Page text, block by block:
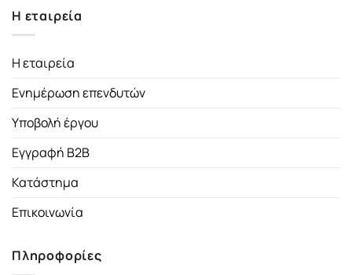
Η εταιρεία
Η εταιρεία
Ενημέρωση επενδυτών
Υποβολή έργου
Εγγραφή B2B
Κατάστημα
Επικοινωνία
Πληροφορίες